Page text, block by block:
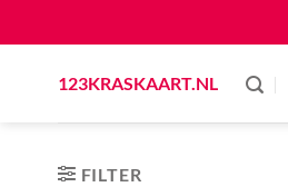
to
123KRASKAART.NL
FILTER